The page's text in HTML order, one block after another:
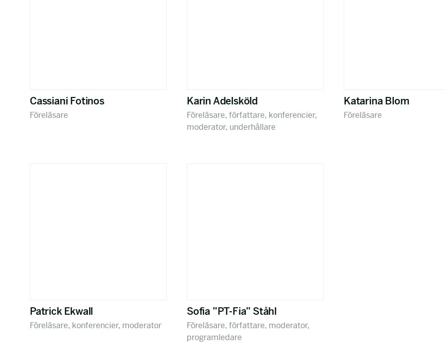
Cassiani Fotinos
Föreläsare
Karin Adelsköld
Föreläsare, författare, konferencier,
moderator, underhållare
Katarina Blom
Föreläsare
Patrick Ekwall
Föreläsare, konferencier, moderator
Sofia ”PT-Fia” Ståhl
Föreläsare, författare, moderator,
programledare